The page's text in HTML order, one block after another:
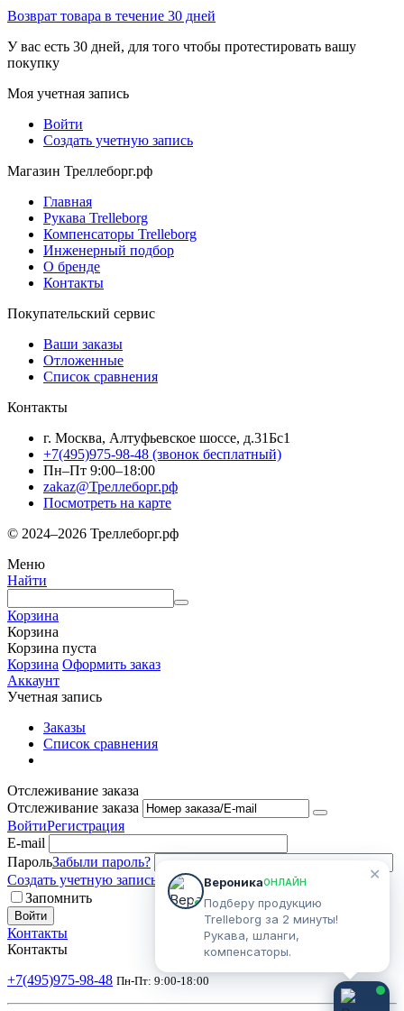
Возврат товара в течение 30 дней
У вас есть 30 дней, для того чтобы протестировать вашу
покупку
Моя учетная запись
Войти
Создать учетную запись
Магазин Треллеборг.рф
Главная
Рукава Trelleborg
Компенсаторы Trelleborg
Инженерный подбор
О бренде
Контакты
Покупательский сервис
Ваши заказы
Отложенные
Список сравнения
Контакты
г. Москва, Алтуфьевское шоссе, д.31Бс1
+7(495)975-98-48 (звонок бесплатный)
Пн–Пт 9:00–18:00
zakaz@Треллеборг.рф
Посмотреть на карте
© 2024–2026 Треллеборг.рф
Меню
Найти
Корзина
Корзина
Корзина пуста
Корзина Оформить заказ
Аккаунт
Учетная запись
Заказы
Список сравнения
Отслеживание заказа
Отслеживание заказа
ВойтиРегистрация
E-mail
ПарольЗабыли пароль?
Создать учетную запись
Запомнить
Войти
Контакты
Контакты
+7(495)975-98-48 Пн-Пт: 9:00-18:00
ВероникаОНЛАЙН
Подберу продукцию
Trelleborg за 2 минуты!
Рукава, шланги,
компенсаторы.
✕